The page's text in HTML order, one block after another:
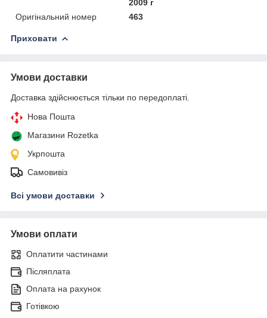
2009 г
Оригінальний номер
463
Приховати
Умови доставки
Доставка здійснюється тільки по передоплаті.
Нова Пошта
Магазини Rozetka
Укрпошта
Самовивіз
Всі умови доставки
Умови оплати
Оплатити частинами
Післяплата
Оплата на рахунок
Готівкою